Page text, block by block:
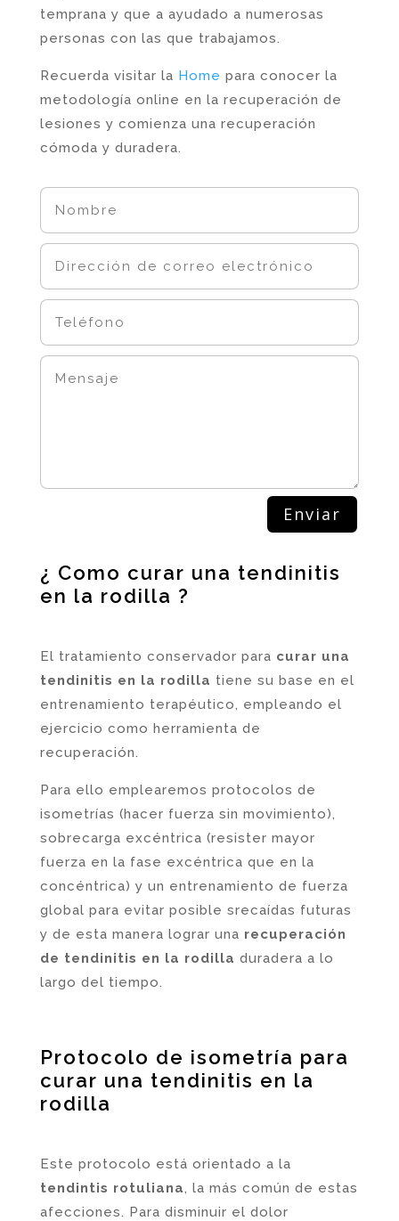
temprana y que a ayudado a numerosas
personas con las que trabajamos.
Recuerda visitar la Home para conocer la
metodología online en la recuperación de
lesiones y comienza una recuperación
cómoda y duradera.
Enviar
¿ Como curar una tendinitis
en la rodilla ?
El tratamiento conservador para curar una
tendinitis en la rodilla tiene su base en el
entrenamiento terapéutico, empleando el
ejercicio como herramienta de
recuperación.
Para ello emplearemos protocolos de
isometrías (hacer fuerza sin movimiento),
sobrecarga excéntrica (resister mayor
fuerza en la fase excéntrica que en la
concéntrica) y un entrenamiento de fuerza
global para evitar posible srecaídas futuras
y de esta manera lograr una recuperación
de tendinitis en la rodilla duradera a lo
largo del tiempo.
Protocolo de isometría para
curar una tendinitis en la
rodilla
Este protocolo está orientado a la
tendintis rotuliana , la más común de estas
afecciones. Para disminuir el dolor